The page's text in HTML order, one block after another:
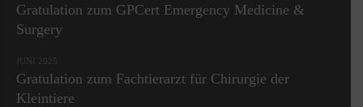
Gratulation zum GPCert Emergency Medicine &
Surgery
JUNI 2025
Gratulation zum Fachtierarzt für Chirurgie der
Kleintiere